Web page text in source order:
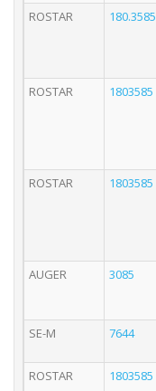
ROSTAR
180.3585
ROSTAR
1803585
ROSTAR
1803585
AUGER
3085
SE-M
7644
ROSTAR
1803585